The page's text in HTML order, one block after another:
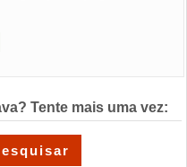
Tente mais uma vez: